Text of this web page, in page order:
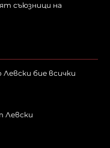
съюзници на
Левски бие всички
Левски